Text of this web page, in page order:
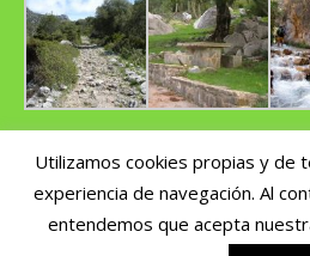
Copyright © 2014 CUMBRES DEL SUR |
AT/CA/00270 | Por
Plataforma de resolución de litigios en
Utilizamos cookies propias y de
experiencia de navegación. Al
entendemos que acepta